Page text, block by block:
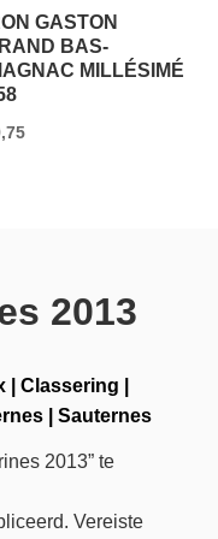
GASTON
BAS-
MILLÉSIMÉ
2013
|Classering
| Sauternes
2013” te
Vereiste